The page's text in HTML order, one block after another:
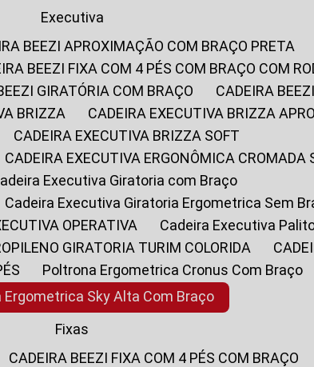
Executiva
BEEZI APROXIMAÇÃO COM BRAÇO PRETA
BEEZI FIXA COM 4 PÉS COM BRAÇO COM
GIRATÓRIA COM BRAÇO
CADEIRA
BRIZZA
CADEIRA EXECUTIVA BRIZZA
CADEIRA EXECUTIVA BRIZZA SOFT
CADEIRA EXECUTIVA ERGONÔMICA CROMADA
Cadeira Executiva Giratoria com Braço
Cadeira Executiva Giratoria Ergometrica Sem
OPERATIVA
Cadeira Executiva
GIRATORIA TURIM COLORIDA
Poltrona Ergometrica Cronus Com Braço
Ergometrica Sky Alta Com Braço
Fixas
CADEIRA BEEZI FIXA COM 4 PÉS COM BRAÇO